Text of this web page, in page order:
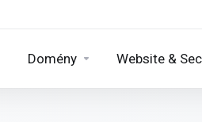
Domény Website &